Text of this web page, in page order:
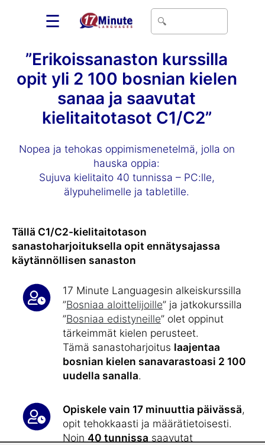
☰
”Erikoissanaston kurssilla
opit yli 2 100 bosnian kielen
sanaa ja saavutat
kielitaitotasot C1/C2”
Nopea ja tehokas oppimismenetelmä, jolla on
hauska oppia:
Sujuva kielitaito 40 tunnissa – PC:lle,
älypuhelimelle ja tabletille.
Tällä C1/C2-kielitaitotason
sanastoharjoituksella opit ennätysajassa
käytännöllisen sanaston
17 Minute Languagesin alkeiskurssilla
”Bosniaa aloittelijoille” ja jatkokurssilla
”Bosniaa edistyneille” olet oppinut
tärkeimmät kielen perusteet.
Tämä sanastoharjoitus laajentaa
bosnian kielen sanavarastoasi 2 100
uudella sanalla.
Opiskele vain 17 minuuttia päivässä,
opit tehokkaasti ja määrätietoisesti.
Noin 40 tunnissa saavutat